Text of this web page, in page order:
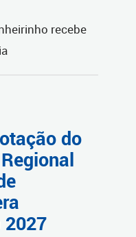
do
2027